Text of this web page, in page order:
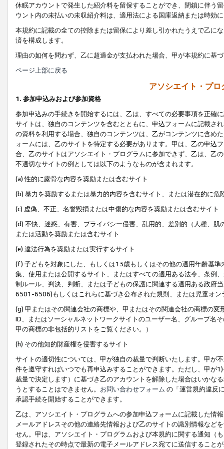
休眠アカウントで発生した紹介料を留保することができ、閉鎖に伴う
ウント内の未払いの未収紹介料は、適用法による国庫返納または時効
本規約に記載の全ての控除または留保により差し引かれたうえで乙に
済を構成します。
理由の如何を問わず、乙に超過金が支払われた場合、甲が本規約に基
ページ上部に戻る
アソシエイト・プ
1. 参加申込みおよび参加資格
参加申込みの手続きを開始するには、乙は、すべての必要事項を正確
サイトは、独自のコンテンツを含むとともに、申込フォームに記載さ
の資料を利用する場合、独自のコンテンツは、乙がコンテンツに含め
ォームには、乙のサイトを特定する必要があります。甲は、乙の申込
合、乙のサイトはアソシエイト・プログラムに参加できず、乙は、乙
不適切なサイトの例としては以下のようなものが含まれます。
(a) 性的に露骨な内容を奨励または含むサイト
(b) 暴力を奨励するまたは暴力的内容を含むサイト、または潜在的に
(c) 虚偽、不正、名誉毀損または中傷的な内容を奨励または含むサイト
(d) 不快、迷惑、有害、プライバシー侵害、乱用的、差別的（人種、
または活動を奨励または含むサイト
(e) 違法行為を奨励または実行するサイト
(f) 子どもを対象にした、もしくは13歳もしくはその他の適用年齢基
集、使用または公開するサイト、またはすべての適用ある法令、条例
制ルール、判決、判断、または子どもの保護に関連する適用ある政府
6501-6506)もしくはこれらに基づき公布された規則、または児童オン
(g) 甲またはその関連会社の商標や、甲またはその関連会社の商標の
ID、またはソーシャルネットワークサイトのユーザー名、グループ名
甲の商標の非包括的リストをご覧ください。）
(h) その他知的財産権を侵害するサイト
サイトの適切性については、甲が独自の裁量で判断いたします。甲が
件を遵守すればいつでも再申込みすることができます。ただし、甲が
裁量で決定します）に基づき乙のアカウントを解除した場合はいかな
うとすることはできません。 お問い合わせフォーム の「運営規約違反
承認手続を開始することができます。
乙は、アソシエイト・プログラムへの参加申込フォームに記載した情
メールアドレスその他の連絡先情報および乙のサイトの識別情報など
せん。甲は、アソシエイト・プログラムおよび本規約に関する通知（
登録されたその時点で最新の電子メールアドレス宛てに送信すること